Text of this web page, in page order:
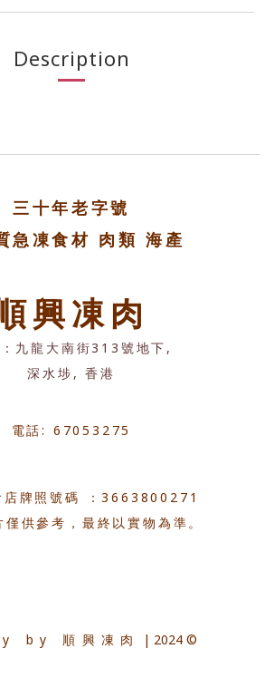
Description
三十年老字號
凍食材 肉類 海產
興凍肉
九龍大南街313號地下,
深水埗, 香港
電話: 67053275
店牌照號碼 ：3663800271
僅供參考，最終以實物為準。
by 順興凍肉 | 2024 ©